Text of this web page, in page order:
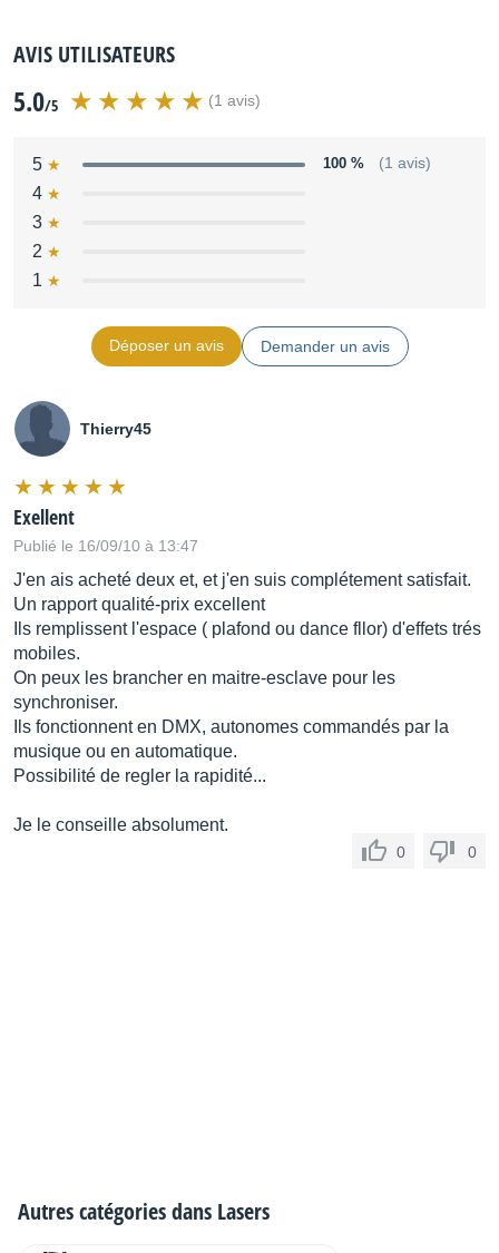
AVIS UTILISATEURS
5.0/5 (1 avis)
5 100 % (1 avis)
4
3
2
1
Déposer un avis Demander un avis
Thierry45
Exellent
Publié le 16/09/10 à 13:47
J'en ais acheté deux et, et j'en suis complétement satisfait.
Un rapport qualité-prix excellent
Ils remplissent l'espace ( plafond ou dance fllor) d'effets trés
mobiles.
On peux les brancher en maitre-esclave pour les
synchroniser.
Ils fonctionnent en DMX, autonomes commandés par la
musique ou en automatique.
Possibilité de regler la rapidité...
Je le conseille absolument.
0 0
Autres catégories dans Lasers